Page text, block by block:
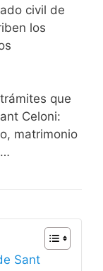
civil de
los
que
Celoni:
matrimonio
Sant